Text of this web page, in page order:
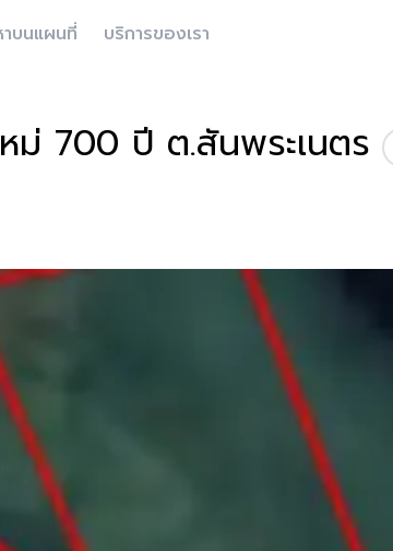
บนแผนที่ บริการของเรา
ม่ 700 ปี ต.สันพระเนตร